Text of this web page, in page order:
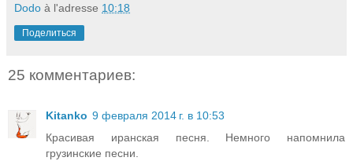
Dodo à l'adresse 10:18
Поделиться
25 комментариев:
Kitanko 9 февраля 2014 г. в 10:53
Красивая иранская песня. Немного напомнила
грузинские песни.